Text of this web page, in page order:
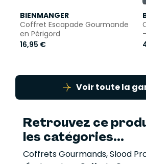
BIENMANGER
Coffret Escapade Gourmande
en Périgord
16,95 €
Voir toute la
Retrouvez ce
les catégories...
Coffrets Gourmands,Slood